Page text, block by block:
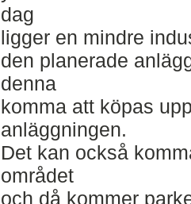
dag
ligger en mindre
den planerade
denna
komma att köpas
anläggningen.
Det kan också
området
och då kommer